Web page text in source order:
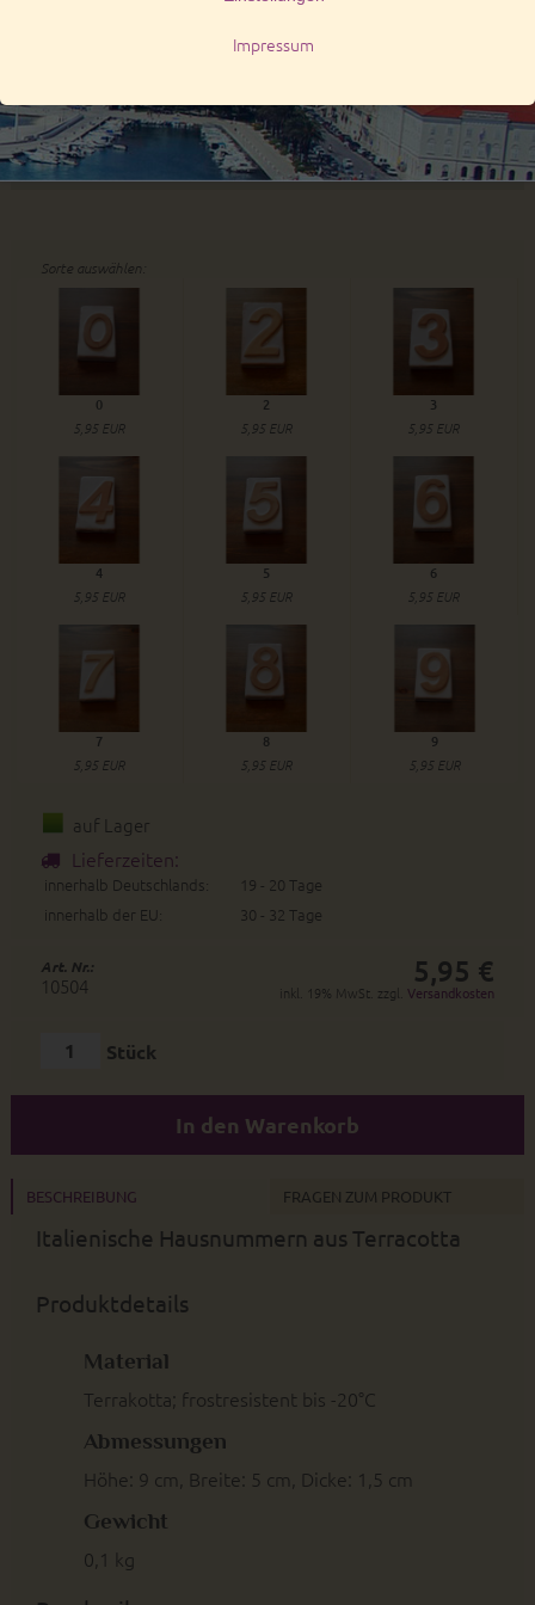
Sorte auswählen:
0
5,95 EUR
2
5,95 EUR
3
5,95 EUR
4
5,95 EUR
5
5,95 EUR
6
5,95 EUR
7
5,95 EUR
8
5,95 EUR
9
5,95 EUR
auf Lager
Lieferzeiten:
innerhalb Deutschlands:
19 - 20 Tage
innerhalb der EU:
30 - 32 Tage
Art. Nr.:
10504 5,95 €
inkl. 19% MwSt. zzgl.Versandkosten
Stück
In den Warenkorb
BESCHREIBUNG FRAGEN ZUM PRODUKT
Italienische Hausnummern aus Terracotta
Produktdetails
Material
Terrakotta; frostresistent bis -20°C
Abmessungen
Höhe: 9 cm, Breite: 5 cm, Dicke: 1,5 cm
Gewicht
0,1 kg